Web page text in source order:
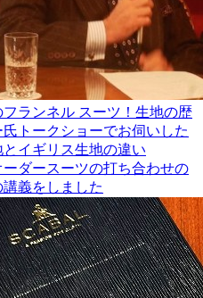
ランネル スーツ！生地の歴
トークショーでお伺いした
イギリス生地の違い
ダースーツの打ち合わせの
義をしました